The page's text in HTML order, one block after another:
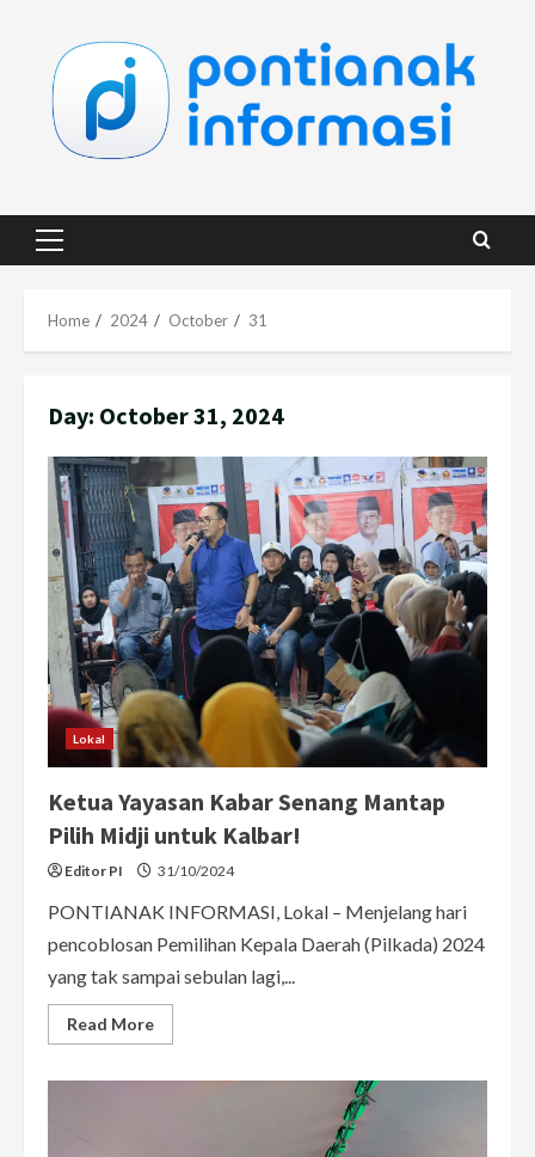
content
Primary
Home 2024 October 31
Day: October 31, 2024
Lokal
Ketua Yayasan Kabar Senang Mantap
Pilih Midji untuk Kalbar!
Editor PI 31/10/2024
PONTIANAK INFORMASI, Lokal – Menjelang hari
pencoblosan Pemilihan Kepala Daerah (Pilkada) 2024
yang tak sampai sebulan lagi,...
Read MoreRead
more